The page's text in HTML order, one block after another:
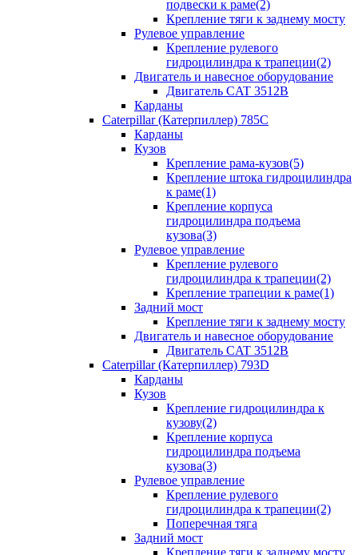
подвески к раме(2)
Крепление тяги к заднему мосту
Рулевое управление
Крепление рулевого
гидроцилиндра к трапеции(2)
Двигатель и навесное оборудование
Двигатель CAT 3512B
Карданы
Caterpillar (Катерпиллер) 785C
Карданы
Кузов
Крепление рама-кузов(5)
Крепление штока гидроцилиндра
к раме(1)
Крепление корпуса
гидроцилиндра подъема
кузова(3)
Рулевое управление
Крепление рулевого
гидроцилиндра к трапеции(2)
Крепление трапеции к раме(1)
Задний мост
Крепление тяги к заднему мосту
Двигатель и навесное оборудование
Двигатель CAT 3512B
Caterpillar (Катерпиллер) 793D
Карданы
Кузов
Крепление гидроцилиндра к
кузову(2)
Крепление корпуса
гидроцилиндра подъема
кузова(3)
Рулевое управление
Крепление рулевого
гидроцилиндра к трапеции(2)
Поперечная тяга
Задний мост
Крепление тяги к заднему мосту